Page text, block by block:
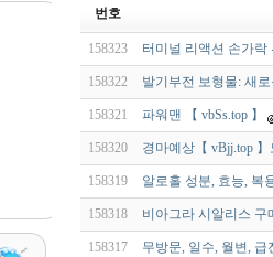
번호
158323 터미널 리액션 손가락
158322 발기부전 보형물: 새
158321 파워맨 【 vbSs.top 】
158320 경마예상【 vBjj.top
158319 알로홀 성분, 효능, 복
158318 비아그라 시알리스 구
158317 무방문, 일수, 월변, 급